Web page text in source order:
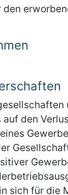
den
auf den
sich für die